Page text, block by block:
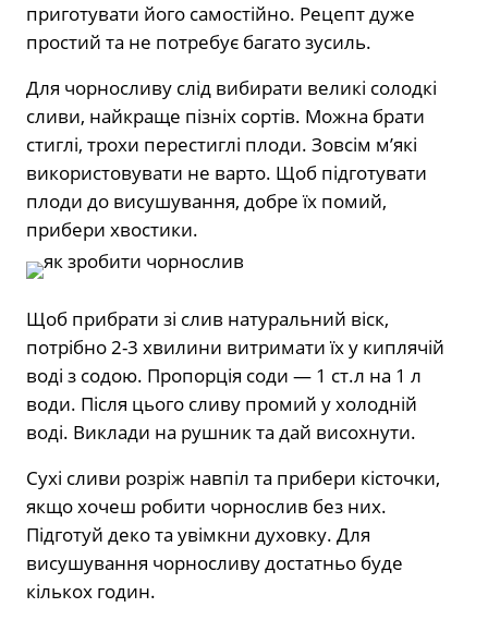
приготувати його самостійно. Рецепт дуже
простий та не потребує багато зусиль.
Для чорносливу слід вибирати великі солодкі
сливи, найкраще пізніх сортів. Можна брати
стиглі, трохи перестиглі плоди. Зовсім м’які
використовувати не варто. Щоб підготувати
плоди до висушування, добре їх помий,
прибери хвостики.
Щоб прибрати зі слив натуральний віск,
потрібно 2-3 хвилини витримати їх у киплячій
воді з содою. Пропорція соди — 1 ст.л на 1 л
води. Після цього сливу промий у холодній
воді. Виклади на рушник та дай висохнути.
Сухі сливи розріж навпіл та прибери кісточки,
якщо хочеш робити чорнослив без них.
Підготуй деко та увімкни духовку. Для
висушування чорносливу достатньо буде
кількох годин.